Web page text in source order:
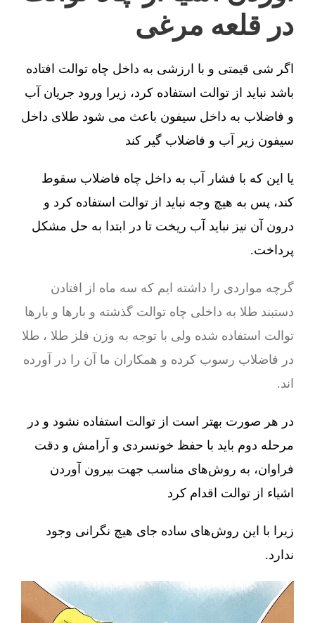
در قلعه مرغی
اگر شی قیمتی و با ارزشی به داخل چاه توالت افتاده
باشد نباید از توالت استفاده کرد، زیرا ورود جریان آب
و فاضلاب به داخل سیفون باعث می شود طلای داخل
سیفون زیر آب و فاضلاب گیر کند
یا این که با فشار آب به داخل چاه فاضلاب سقوط
کند، پس به هیچ وجه نباید از توالت استفاده کرد و
درون آن نیز نباید آب ریخت تا در ابتدا به حل مشکل
پرداخت.
گرچه مواردی را داشته ایم که سه ماه از افتادن
دستبند طلا به داخلی چاه توالت گذشته و بارها و بارها
توالت استفاده شده ولی با توجه به وزن فلز طلا ، طلا
در فاضلاب رسوب کرده و همکاران ما آن را در آورده
اند.
در هر صورت بهتر است از توالت استفاده نشود و در
مرحله دوم باید با حفظ خونسردی و آرامش و دقت
فراوان، به روش‌های مناسب جهت بیرون آوردن
اشیاء از توالت اقدام کرد
زیرا با این روش‌های ساده جای هیچ نگرانی وجود
ندارد.